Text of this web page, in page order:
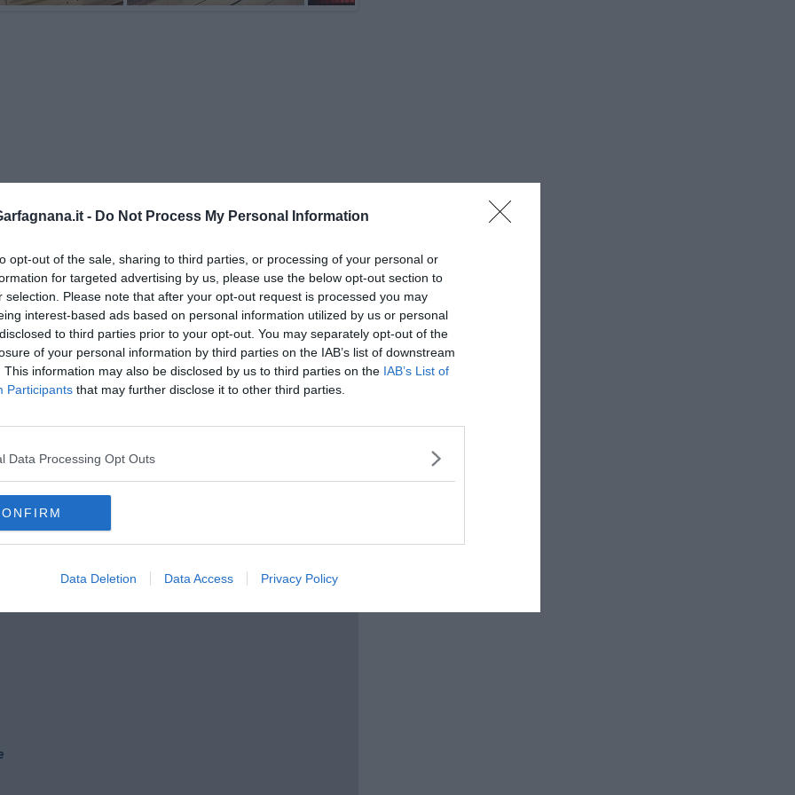
- Do Not Process My Personal Information
opt-out of the sale, sharing to third parties, or processing of your personal or
for targeted advertising by us, please use the below opt-out section to
selection. Please note that after your opt-out request is processed you may
interest-based ads based on personal information utilized by us or personal
to third parties prior to your opt-out. You may separately opt-out of the
of your personal information by third parties on the IAB’s list of downstream
This information may also be disclosed by us to third parties on the IAB’s List of
Participants that may further disclose it to other third parties.
Data Processing Opt Outs
Data Deletion Data Access Privacy Policy
Micheli
per tutti